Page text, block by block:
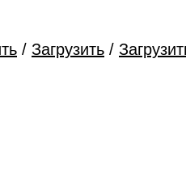
/ Загрузить /